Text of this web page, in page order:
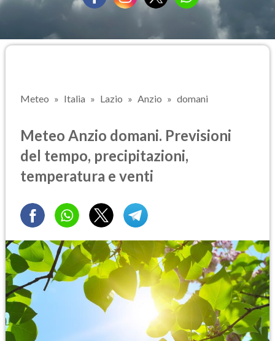
Meteo Italia Lazio Anzio domani
Meteo Anzio domani. Previsioni
del tempo, precipitazioni,
temperatura e venti